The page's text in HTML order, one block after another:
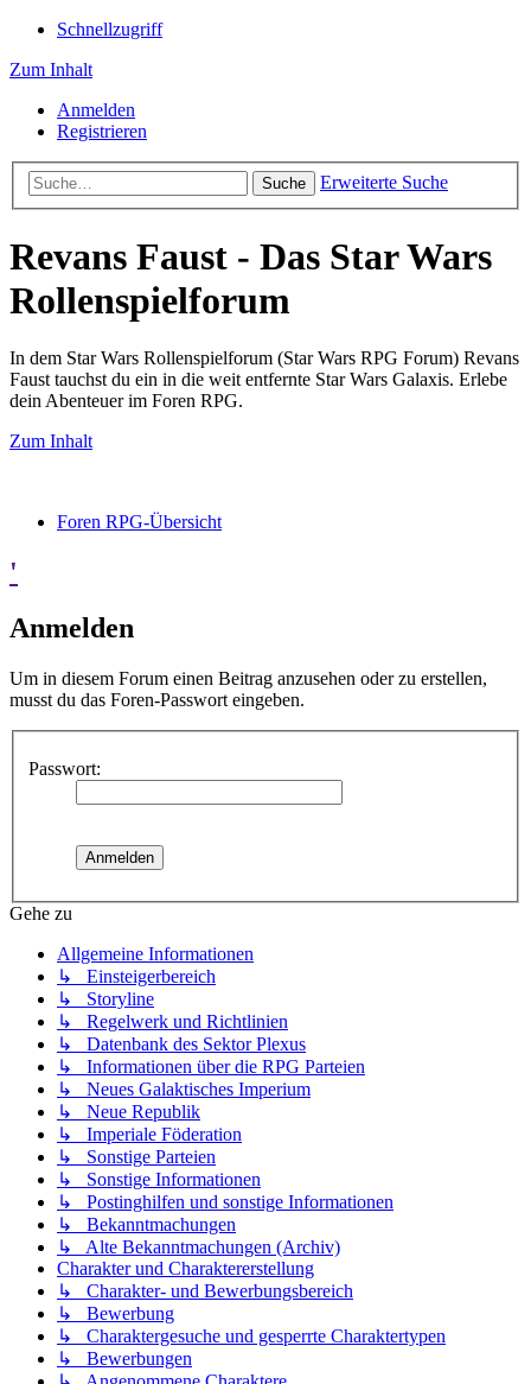
Schnellzugriff
Zum Inhalt
Anmelden
Registrieren
Suche Erweiterte Suche
Revans Faust - Das Star Wars
Rollenspielforum
In dem Star Wars Rollenspielforum (Star Wars RPG Forum) Revans
Faust tauchst du ein in die weit entfernte Star Wars Galaxis. Erlebe
dein Abenteuer im Foren RPG.
Zum Inhalt
Foren RPG-Übersicht
'
Anmelden
Um in diesem Forum einen Beitrag anzusehen oder zu erstellen,
musst du das Foren-Passwort eingeben.
Passwort:
Gehe zu
Allgemeine Informationen
↳ Einsteigerbereich
↳ Storyline
↳ Regelwerk und Richtlinien
↳ Datenbank des Sektor Plexus
↳ Informationen über die RPG Parteien
↳ Neues Galaktisches Imperium
↳ Neue Republik
↳ Imperiale Föderation
↳ Sonstige Parteien
↳ Sonstige Informationen
↳ Postinghilfen und sonstige Informationen
↳ Bekanntmachungen
↳ Alte Bekanntmachungen (Archiv)
Charakter und Charaktererstellung
↳ Charakter- und Bewerbungsbereich
↳ Bewerbung
↳ Charaktergesuche und gesperrte Charaktertypen
↳ Bewerbungen